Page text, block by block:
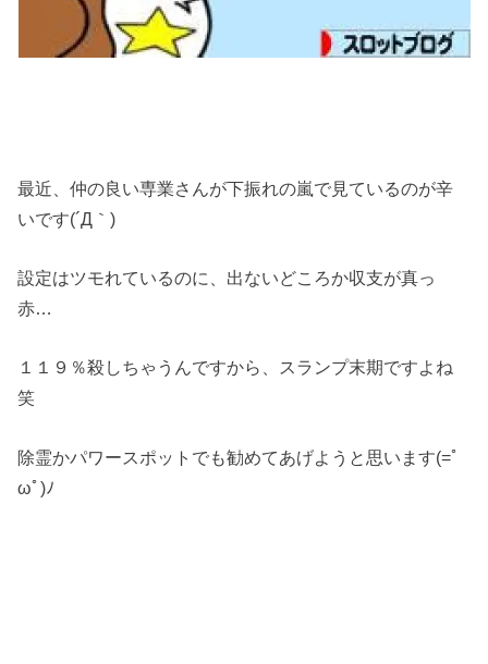
最近、仲の良い専業さんが下振れの嵐で見ているのが辛
いです(´Д｀)
設定はツモれているのに、出ないどころか収支が真っ
赤…
１１９％殺しちゃうんですから、スランプ末期ですよね
笑
除霊かパワースポットでも勧めてあげようと思います(=ﾟ
ωﾟ)ﾉ